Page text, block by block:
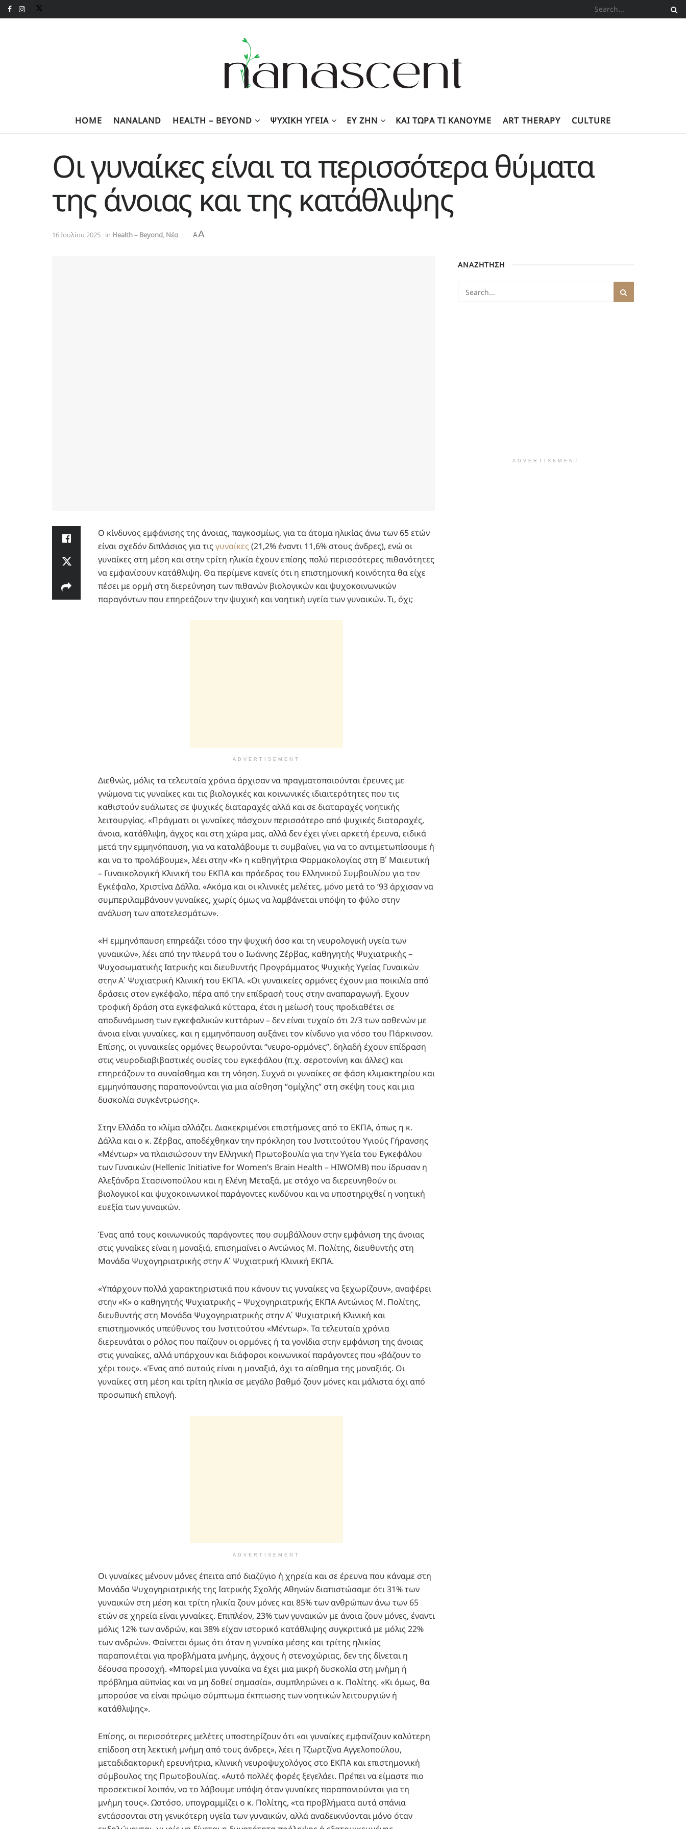
HOME NANALAND HEALTH – BEYOND ΨΥΧΙΚΉ ΥΓΕΊΑ ΕΥ ΖΗΝ KΑΙ ΤΏΡΑ ΤΙ ΚΆΝΟΥΜΕ ART THERAPY CULTURE
Οι γυναίκες είναι τα περισσότερα θύματα
της άνοιας και της κατάθλιψης
16 Ιουλίου 2025 in Health – Beyond, Νέα AA
Ο κίνδυνος εμφάνισης της άνοιας, παγκοσμίως, για τα άτομα ηλικίας άνω των 65 ετών
είναι σχεδόν διπλάσιος για τις γυναίκες (21,2% έναντι 11,6% στους άνδρες), ενώ οι
γυναίκες στη μέση και στην τρίτη ηλικία έχουν επίσης πολύ περισσότερες πιθανότητες
να εμφανίσουν κατάθλιψη. Θα περίμενε κανείς ότι η επιστημονική κοινότητα θα είχε
πέσει με ορμή στη διερεύνηση των πιθανών βιολογικών και ψυχοκοινωνικών
παραγόντων που επηρεάζουν την ψυχική και νοητική υγεία των γυναικών. Τι, όχι;
ADVERTISEMENT
Διεθνώς, μόλις τα τελευταία χρόνια άρχισαν να πραγματοποιούνται έρευνες με
γνώμονα τις γυναίκες και τις βιολογικές και κοινωνικές ιδιαιτερότητες που τις
καθιστούν ευάλωτες σε ψυχικές διαταραχές αλλά και σε διαταραχές νοητικής
λειτουργίας. «Πράγματι οι γυναίκες πάσχουν περισσότερο από ψυχικές διαταραχές,
άνοια, κατάθλιψη, άγχος και στη χώρα μας, αλλά δεν έχει γίνει αρκετή έρευνα, ειδικά
μετά την εμμηνόπαυση, για να καταλάβουμε τι συμβαίνει, για να το αντιμετωπίσουμε ή
και να το προλάβουμε», λέει στην «Κ» η καθηγήτρια Φαρμακολογίας στη Β΄ Μαιευτική
– Γυναικολογική Κλινική του ΕΚΠΑ και πρόεδρος του Ελληνικού Συμβουλίου για τον
Εγκέφαλο, Χριστίνα Δάλλα. «Ακόμα και οι κλινικές μελέτες, μόνο μετά το ’93 άρχισαν να
συμπεριλαμβάνουν γυναίκες, χωρίς όμως να λαμβάνεται υπόψη το φύλο στην
ανάλυση των αποτελεσμάτων».
«Η εμμηνόπαυση επηρεάζει τόσο την ψυχική όσο και τη νευρολογική υγεία των
γυναικών», λέει από την πλευρά του ο Ιωάννης Ζέρβας, καθηγητής Ψυχιατρικής –
Ψυχοσωματικής Ιατρικής και διευθυντής Προγράμματος Ψυχικής Υγείας Γυναικών
στην A΄ Ψυχιατρική Κλινική του ΕΚΠΑ. «Οι γυναικείες ορμόνες έχουν μια ποικιλία από
δράσεις στον εγκέφαλο, πέρα από την επίδρασή τους στην αναπαραγωγή. Εχουν
τροφική δράση στα εγκεφαλικά κύτταρα, έτσι η μείωσή τους προδιαθέτει σε
αποδυνάμωση των εγκεφαλικών κυττάρων – δεν είναι τυχαίο ότι 2/3 των ασθενών με
άνοια είναι γυναίκες, και η εμμηνόπαυση αυξάνει τον κίνδυνο για νόσο του Πάρκινσον.
Επίσης, οι γυναικείες ορμόνες θεωρούνται “νευρο-ορμόνες”, δηλαδή έχουν επίδραση
στις νευροδιαβιβαστικές ουσίες του εγκεφάλου (π.χ. σεροτονίνη και άλλες) και
επηρεάζουν το συναίσθημα και τη νόηση. Συχνά οι γυναίκες σε φάση κλιμακτηρίου και
εμμηνόπαυσης παραπονούνται για μια αίσθηση “ομίχλης” στη σκέψη τους και μια
δυσκολία συγκέντρωσης».
Στην Ελλάδα το κλίμα αλλάζει. Διακεκριμένοι επιστήμονες από το ΕΚΠΑ, όπως η κ.
Δάλλα και ο κ. Ζέρβας, αποδέχθηκαν την πρόκληση του Ινστιτούτου Υγιούς Γήρανσης
«Μέντωρ» να πλαισιώσουν την Ελληνική Πρωτοβουλία για την Υγεία του Εγκεφάλου
των Γυναικών (Hellenic Initiative for Women’s Brain Health – HIWOΜB) που ίδρυσαν η
Αλεξάνδρα Στασινοπούλου και η Ελένη Μεταξά, με στόχο να διερευνηθούν οι
βιολογικοί και ψυχοκοινωνικοί παράγοντες κινδύνου και να υποστηριχθεί η νοητική
ευεξία των γυναικών.
Ένας από τους κοινωνικούς παράγοντες που συμβάλλουν στην εμφάνιση της άνοιας
στις γυναίκες είναι η μοναξιά, επισημαίνει ο Αντώνιος Μ. Πολίτης, διευθυντής στη
Μονάδα Ψυχογηριατρικής στην Α΄ Ψυχιατρική Κλινική ΕΚΠΑ.
«Υπάρχουν πολλά χαρακτηριστικά που κάνουν τις γυναίκες να ξεχωρίζουν», αναφέρει
στην «Κ» ο καθηγητής Ψυχιατρικής – Ψυχογηριατρικής ΕΚΠΑ Αντώνιος Μ. Πολίτης,
διευθυντής στη Μονάδα Ψυχογηριατρικής στην Α΄ Ψυχιατρική Κλινική και
επιστημονικός υπεύθυνος του Ινστιτούτου «Μέντωρ». Τα τελευταία χρόνια
διερευνάται ο ρόλος που παίζουν οι ορμόνες ή τα γονίδια στην εμφάνιση της άνοιας
στις γυναίκες, αλλά υπάρχουν και διάφοροι κοινωνικοί παράγοντες που «βάζουν το
χέρι τους». «Ένας από αυτούς είναι η μοναξιά, όχι το αίσθημα της μοναξιάς. Οι
γυναίκες στη μέση και τρίτη ηλικία σε μεγάλο βαθμό ζουν μόνες και μάλιστα όχι από
προσωπική επιλογή.
ADVERTISEMENT
Οι γυναίκες μένουν μόνες έπειτα από διαζύγιο ή χηρεία και σε έρευνα που κάναμε στη
Μονάδα Ψυχογηριατρικής της Ιατρικής Σχολής Αθηνών διαπιστώσαμε ότι 31% των
γυναικών στη μέση και τρίτη ηλικία ζουν μόνες και 85% των ανθρώπων άνω των 65
ετών σε χηρεία είναι γυναίκες. Επιπλέον, 23% των γυναικών με άνοια ζουν μόνες, έναντι
μόλις 12% των ανδρών, και 38% είχαν ιστορικό κατάθλιψης συγκριτικά με μόλις 22%
των ανδρών». Φαίνεται όμως ότι όταν η γυναίκα μέσης και τρίτης ηλικίας
παραπονιέται για προβλήματα μνήμης, άγχους ή στενοχώριας, δεν της δίνεται η
δέουσα προσοχή. «Μπορεί μια γυναίκα να έχει μια μικρή δυσκολία στη μνήμη ή
πρόβλημα αϋπνίας και να μη δοθεί σημασία», συμπληρώνει ο κ. Πολίτης. «Κι όμως, θα
μπορούσε να είναι πρώιμο σύμπτωμα έκπτωσης των νοητικών λειτουργιών ή
κατάθλιψης».
Επίσης, οι περισσότερες μελέτες υποστηρίζουν ότι «οι γυναίκες εμφανίζουν καλύτερη
επίδοση στη λεκτική μνήμη από τους άνδρες», λέει η Τζωρτζίνα Αγγελοπούλου,
μεταδιδακτορική ερευνήτρια, κλινική νευροψυχολόγος στο ΕΚΠΑ και επιστημονική
σύμβουλος της Πρωτοβουλίας. «Αυτό πολλές φορές ξεγελάει. Πρέπει να είμαστε πιο
προσεκτικοί λοιπόν, να το λάβουμε υπόψη όταν γυναίκες παραπονιούνται για τη
μνήμη τους». Ωστόσο, υπογραμμίζει ο κ. Πολίτης, «τα προβλήματα αυτά σπάνια
εντάσσονται στη γενικότερη υγεία των γυναικών, αλλά αναδεικνύονται μόνο όταν
ΑΝΑΖΗΤΗΣΗ
ADVERTISEMENT